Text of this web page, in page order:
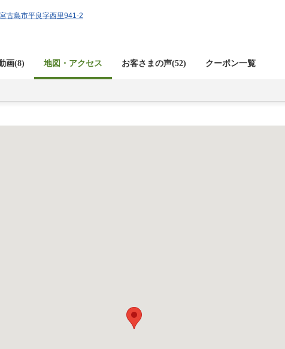
古島市平良字西里941-2
画(8) 地図・アクセス お客さまの声(52) クーポン一覧